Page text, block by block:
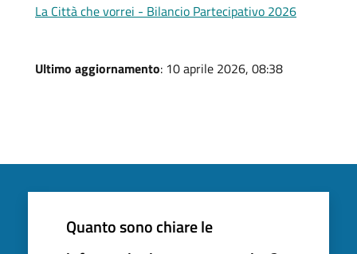
La Città che vorrei - Bilancio Partecipativo 2026
Ultimo aggiornamento: 10 aprile 2026, 08:38
Quanto sono chiare le